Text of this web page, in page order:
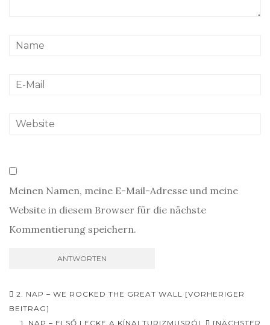
Meinen Namen, meine E-Mail-Adresse und meine
Website in diesem Browser für die nächste
Kommentierung speichern.
Beitrags-
Navigation
2. NAP – WE ROCKED THE GREAT WALL [VORHERIGER
BEITRAG]
1. NAP – ELSŐ LECKE A KÍNAI TURIZMUSRÓL
[NÄCHSTER